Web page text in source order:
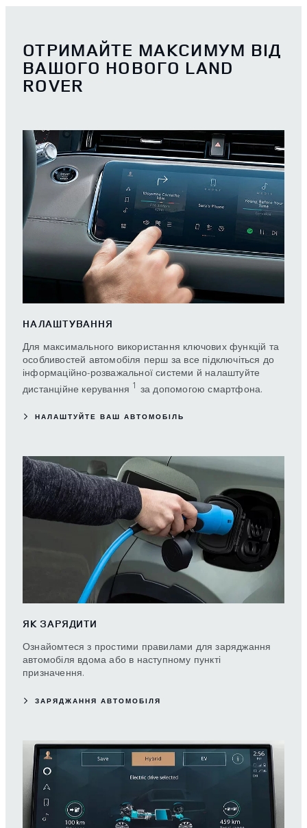
ОТРИМАЙТЕ МАКСИМУМ ВІД
ВАШОГО НОВОГО LAND
ROVER
НАЛАШТУВАННЯ
Для максимального використання ключових функцій та
особливостей автомобіля перш за все підключіться до
інформаційно-розважальної системи й налаштуйте
дистанційне керування 1 за допомогою смартфона.
НАЛАШТУЙТЕ ВАШ АВТОМОБІЛЬ
ЯК ЗАРЯДИТИ
Ознайомтеся з простими правилами для заряджання
автомобіля вдома або в наступному пункті
призначення.
ЗАРЯДЖАННЯ АВТОМОБІЛЯ